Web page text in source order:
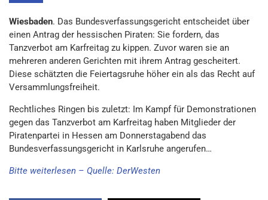
Wiesbaden. Das Bundesverfassungsgericht entscheidet über
einen Antrag der hessischen Piraten: Sie fordern, das
Tanzverbot am Karfreitag zu kippen. Zuvor waren sie an
mehreren anderen Gerichten mit ihrem Antrag gescheitert.
Diese schätzten die Feiertagsruhe höher ein als das Recht auf
Versammlungsfreiheit.
Rechtliches Ringen bis zuletzt: Im Kampf für Demonstrationen
gegen das Tanzverbot am Karfreitag haben Mitglieder der
Piratenpartei in Hessen am Donnerstagabend das
Bundesverfassungsgericht in Karlsruhe angerufen…
Bitte weiterlesen – Quelle: DerWesten